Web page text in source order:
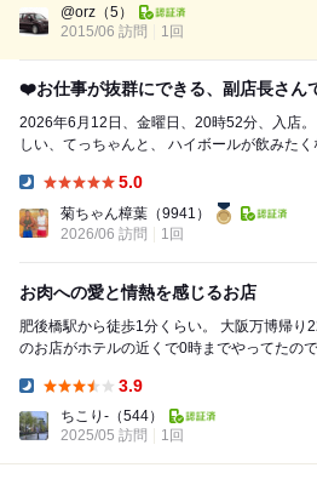
も、一頭買いによるリーズナブルな値段設定が魅力的
ゃめちゃ良くて美味しいです...
@orz （5）
2015/06 訪問
1回
❤️お仕事が抜群にできる、副店長さん
2026年6月12日、金曜日、20時52分、入店。 本日の晩酌3軒目は、 美味
しい、てっちゃんと、 ハイボールが飲みたくなり、 こちらのお店に伺い
5.0
菊ちゃん樟葉 （9941）
2026/06 訪問
1回
お肉への愛と情熱を感じるお店
肥後橋駅から徒歩1分くらい。 大阪万博帰り22:30頃に疲れ果ててこちら
のお店がホテルの近くで0時までやってたのでおじ
3.9
ちこり- （544）
2025/05 訪問
1回